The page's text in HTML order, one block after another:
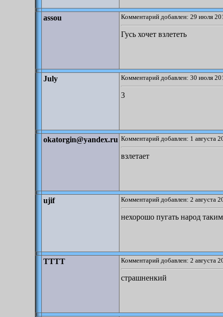
assou Комментарий добавлен: 29 июля
Гусь хочет взлететь
July Комментарий добавлен: 30 июля
3
okatorgin@yandex.ru Комментарий добавлен: 1 августа
взлетает
ujif Комментарий добавлен: 2 августа
нехорошо пугать народ
TTTT Комментарий добавлен: 2 августа
страшненкий